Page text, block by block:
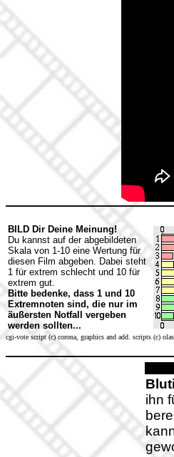
BILD Dir Deine Meinung!
Du kannst auf der abgebildeten
Skala von 1-10 eine Wertung für
diesen Film abgeben. Dabei steht
1 für extrem schlecht und 10 für
extrem gut.
Bitte bedenke, dass 1 und 10
Extremnoten sind, die nur im
äußersten Notfall vergeben
werden sollten...
cgi-vote script (c) corona, graphics and add. scripts (c)
Bluti
ihn